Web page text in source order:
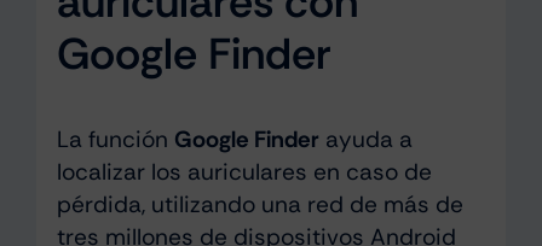
Google Finder
La función Google Finder ayuda a
localizar los auriculares en caso de
pérdida, utilizando una red de más de
tres millones de dispositivos Android